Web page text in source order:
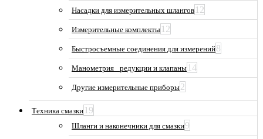
Насадки для измерительных шлангов 12
Измерительные комплекты 12
Быстросъемные соединения для измерений8
Манометрия_ редукции и клапаны 14
Другие измерительные приборы2
Техника смазки 19
Шланги и наконечники для смазки9